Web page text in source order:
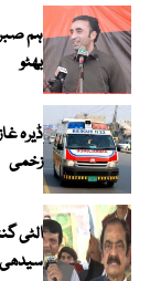
ہم صبر
بھٹو
زخمی
الٹی
سیدھی